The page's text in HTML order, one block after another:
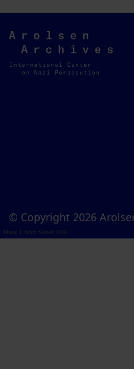
Arolsen
Archives
© Copyright 2026
Visual Library Server 2026